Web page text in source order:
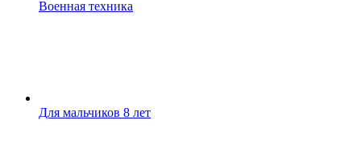
Военная техника
Для мальчиков 8 лет